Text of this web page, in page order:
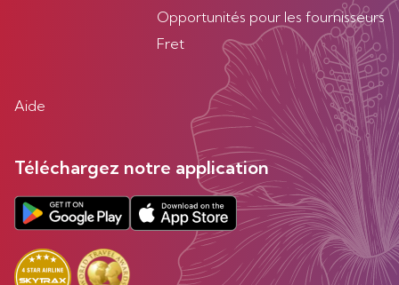
Opportunités pour les fournisseurs
Fret
Aide
Téléchargez notre application